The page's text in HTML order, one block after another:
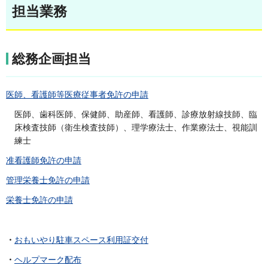
担当業務
総務企画担当
医師、看護師等医療従事者免許の申請
医師、歯科医師、保健師、助産師、看護師、診療放射線技師、臨
床検査技師（衛生検査技師）、理学療法士、作業療法士、視能訓
練士
准看護師免許の申請
管理栄養士免許の申請
栄養士免許の申請
・ おもいやり駐車スペース利用証交付
・ ヘルプマーク配布